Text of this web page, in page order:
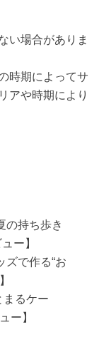
い場合がありま
時期によってサ
アや時期により
の持ち歩き
ー】
ズで作る“お
るケー
ー】